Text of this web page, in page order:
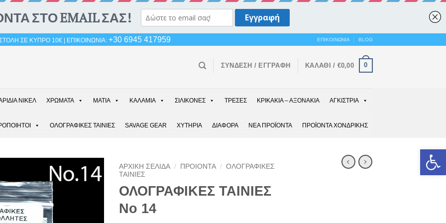
ΣΕ ΚΥΠΡΟ 10€ | ΕΠΙΚΟΙΝΩΝΙΑ: +30 6945 417959 ΕΠΙΚΟΙΝΩΝΙΑ BLOG
ΣΎΝΔΕΣΗ / ΕΓΓΡΑΦΉ ΚΑΛΆΘΙ / €0,00 0
ΝΙΚΕΛ ΧΡΩΜΑΤΑ ΜΑΤΙΑ ΚΑΛΑΜΙΑ ΣΙΛΙΚΟΝΕΣ ΤΡΕΣΕΣ ΚΡΙΚΑΚΙΑ – ΑΞΟΝΑΚΙΑ ΑΓΚΙΣΤΡΙΑ
ΟΛΟΓΡΑΦΙΚΕΣ ΤΑΙΝΙΕΣ SAVAGE GEAR ΧΥΤΗΡΙΑ ΔΙΑΦΟΡΑ ΝΕΑ ΠΡΟΪΟΝΤΑ ΠΡΟΪΟΝΤΑ ΧΟΝΔΡΙΚΗΣ
ΑΡΧΙΚΉ ΣΕΛΊΔΑ / ΠΡΟΙΟΝΤΑ / ΟΛΟΓΡΑΦΙΚΕΣ
ΤΑΙΝΙΕΣ
ΟΛΟΓΡΑΦΙΚΕΣ ΤΑΙΝΙΕΣ
Νο 14